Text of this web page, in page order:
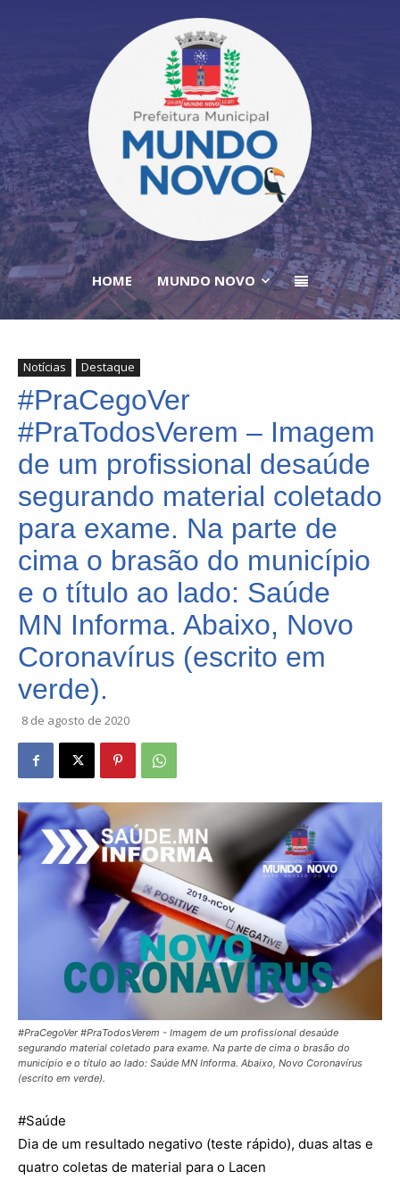
HOME MUNDO NOVO
Notícias Destaque
#PraCegoVer
#PraTodosVerem – Imagem
de um profissional desaúde
segurando material coletado
para exame. Na parte de
cima o brasão do município
e o título ao lado: Saúde
MN Informa. Abaixo, Novo
Coronavírus (escrito em
verde).
8 de agosto de 2020
#PraCegoVer #PraTodosVerem - Imagem de um profissional desaúde
segurando material coletado para exame. Na parte de cima o brasão do
município e o título ao lado: Saúde MN Informa. Abaixo, Novo Coronavírus
(escrito em verde).
#Saúde
Dia de um resultado negativo (teste rápido), duas altas e
quatro coletas de material para o Lacen